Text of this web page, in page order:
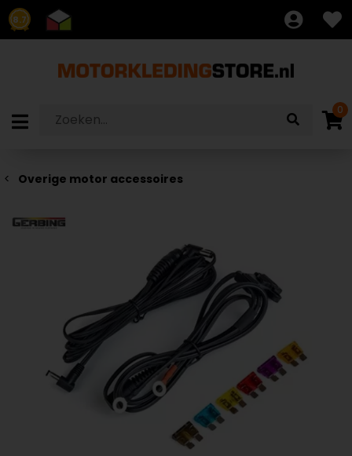
8.7
0
Overige motor accessoires